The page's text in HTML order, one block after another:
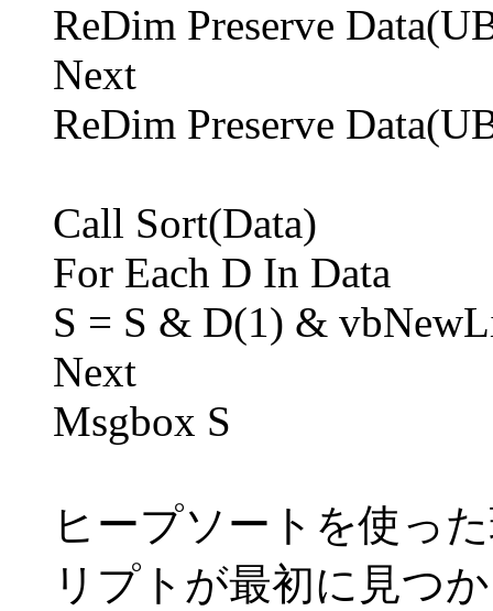
ReDim Preserve
Next
ReDim Preserve
Call Sort(Data)
For Each D In Data
S = S & D(1) &
Next
Msgbox S
ヒープソートを使っ
リプトが最初に見つ